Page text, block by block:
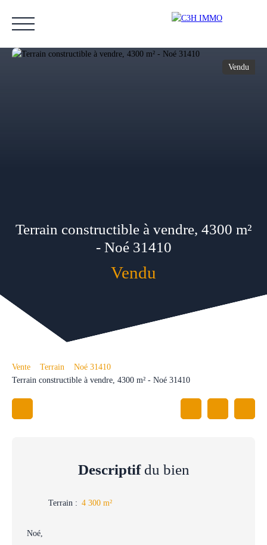
Vendu
Terrain constructible à vendre, 4300 m²
- Noé 31410
Vendu
Vente Terrain
Noé 31410
Terrain constructible à vendre, 4300 m² - Noé 31410
Descriptifdu bien
Terrain : 4 300 m²
Noé,